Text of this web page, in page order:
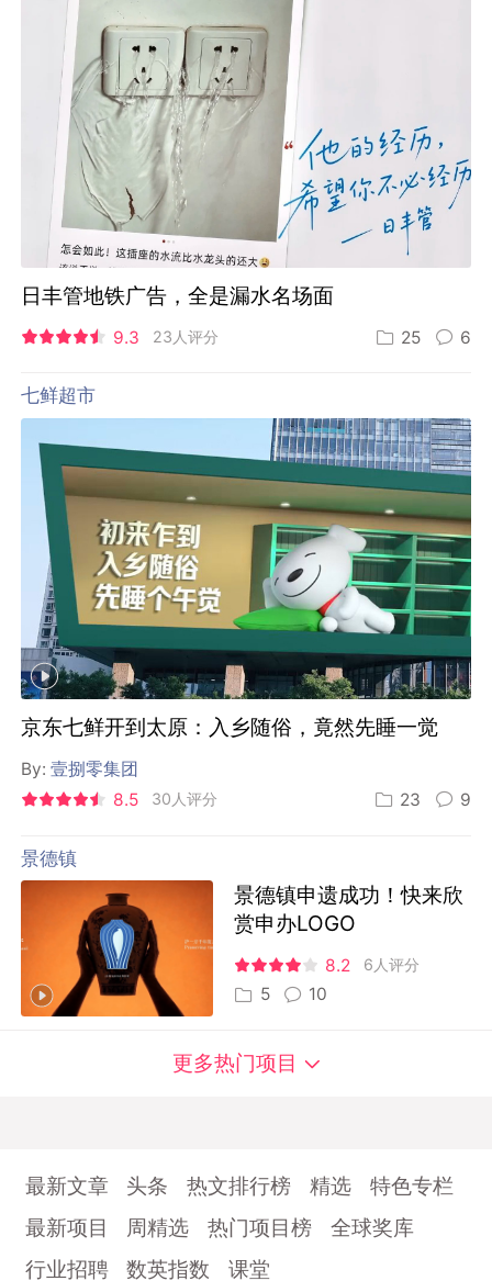
日丰管地铁广告，全是漏水名场面
9.3 23人评分 25 6
七鲜超市
京东七鲜开到太原：入乡随俗，竟然先睡一觉
By:壹捌零集团
8.5
30人评分 23 9
景德镇
景德镇申遗成功！快来欣
赏申办LOGO
8.2 6人评分
5 10
更多热门项目
最新文章 头条 热文排行榜 精选
特色专栏
最新项目
周精选 热门项目榜
全球奖库
行业招聘
数英指数 课堂